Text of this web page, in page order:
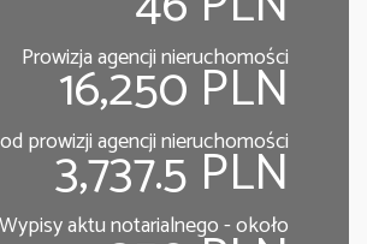
Prowizja agencji nieruchomości
16,250 PLN
prowizji agencji nieruchomości
3,737.5 PLN
Wypisy aktu notarialnego - około